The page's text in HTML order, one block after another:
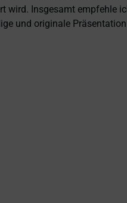
Insgesamt empfehle
und originale